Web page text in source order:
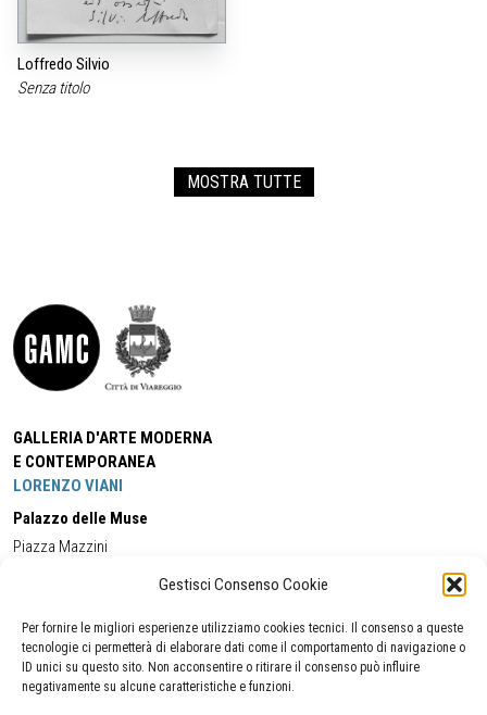
Gestisci Consenso Cookie
Per fornire le migliori esperienze utilizziamo cookies tecnici. Il consenso a queste
tecnologie ci permetterà di elaborare dati come il comportamento di navigazione o
ID unici su questo sito. Non acconsentire o ritirare il consenso può influire
negativamente su alcune caratteristiche e funzioni.
Loffredo Silvio
Senza titolo
MOSTRA TUTTE
GALLERIA D'ARTE MODERNA
E CONTEMPORANEA
LORENZO VIANI
Palazzo delle Muse
Piazza Mazzini
Cell:+39 338 5714978 (orario apertura Galleria)
Tel:
+39 0584 944580
(orario 09.00/13.00)
Email:gamc@comune.viareggio.lu.it